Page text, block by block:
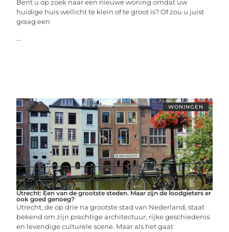
Bent u op zoek naar een nieuwe woning omdat uw
huidige huis wellicht te klein of te groot is? Of zou u juist
graag een
...
WONINGEN
Utrecht: Een van de grootste steden. Maar zijn de loodgieters er
ook goed genoeg?
Utrecht, de op drie na grootste stad van Nederland, staat
bekend om zijn prachtige architectuur, rijke geschiedenis
en levendige culturele scene. Maar als het gaat